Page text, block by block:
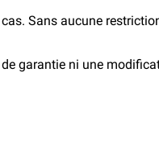
cas. Sans aucune
de garantie ni une